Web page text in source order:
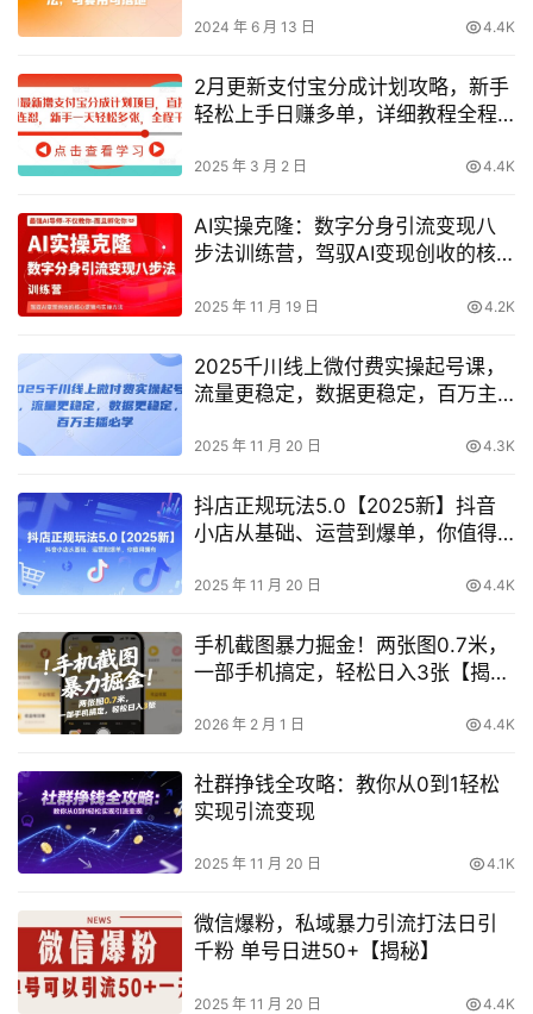
2024 年 6 月 13 日 4.4K
2月更新支付宝分成计划攻略，新手
轻松上手日赚多单，详细教程全程
2025 年 3 月 2 日 4.4K
AI实操克隆：数字分身引流变现八
步法训练营，驾驭AI变现创收的核
2025 年 11 月 19 日 4.2K
2025千川线上微付费实操起号课，
流量更稳定，数据更稳定，百万主
2025 年 11 月 20 日 4.3K
抖店正规玩法5.0【2025新】抖音
小店从基础、运营到爆单，你值得
2025 年 11 月 20 日 4.4K
手机截图暴力掘金！两张图0.7米，
一部手机搞定，轻松日入3张【揭
2026 年 2 月 1 日 4.4K
社群挣钱全攻略：教你从0到1轻松
实现引流变现
2025 年 11 月 20 日 4.1K
微信爆粉，私域暴力引流打法日引
千粉 单号日进50+【揭秘】
2025 年 11 月 20 日 4.4K